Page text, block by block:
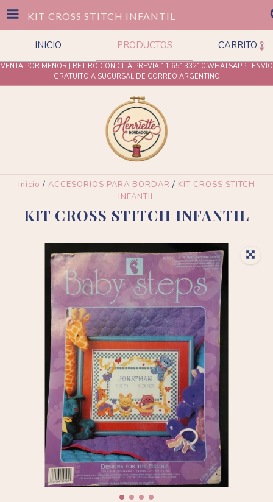
KIT CROSS STITCH INFANTIL
INICIO PRODUCTOS CARRITO 0
VENTA POR MENOR | RETIRO CON CITA PREVIA 11 65133210 WHATSAPP | ENVÍO
GRATUITO A SUCURSAL DE CORREO ARGENTINO
Inicio / ACCESORIOS PARA BORDAR / KIT CROSS STITCH
INFANTIL
KIT CROSS STITCH INFANTIL